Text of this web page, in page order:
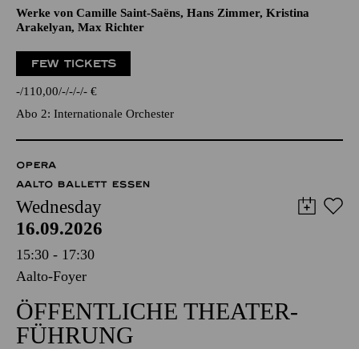
Werke von Camille Saint-Saëns, Hans Zimmer, Kristina
Arakelyan, Max Richter
FEW TICKETS
- 110,00 - - - - €
Abo 2: Internationale Orchester
OPERA
AALTO BALLETT ESSEN
Wednesday
16.09.2026
15:30 - 17:30
Aalto-Foyer
ÖFFENTLICHE THEATER­
FÜHRUNG